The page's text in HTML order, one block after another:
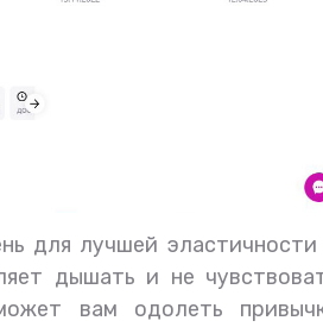
для лучшей эластичности
дышать и не
вам одолеть